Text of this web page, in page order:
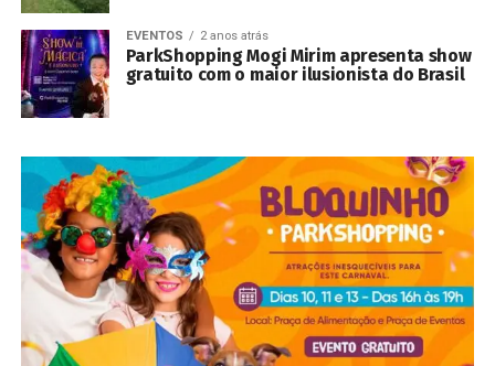
EVENTOS 2 anos atrás
ParkShopping Mogi Mirim apresenta show
gratuito com o maior ilusionista do Brasil